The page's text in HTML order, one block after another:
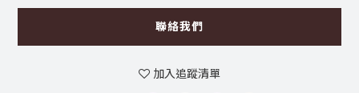
聯絡我們
加入追蹤清單